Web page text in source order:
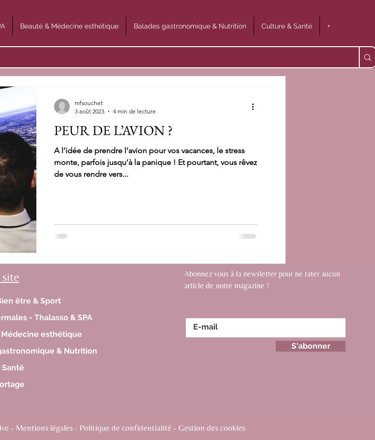
Beauté & Médecine esthétique Balades gastronomique & Nutrition Culture & Santé +
PEUR DE L’AVION ?
A l’idée de prendre l’avion pour vos vacances, le stress
monte, parfois jusqu’à la panique ! Et pourtant, vous rêvez
de vous rendre vers...
mfsouchet
3 août 2023
4 min de lecture
site
être & Sport
- Thalasso & SPA
Médecine esthétique
& Nutrition
Abonnez vous à la newsletter pour ne rater aucun
article de notre magazine !
S'abonner
- Mentions légales - Politique de confidentialité - Gestion des cookies